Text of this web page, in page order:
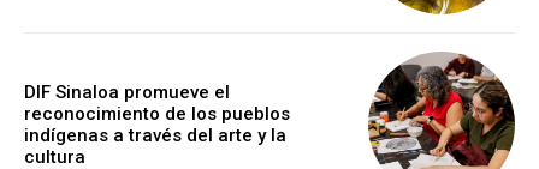
DIF Sinaloa promueve el
reconocimiento de los pueblos
indígenas a través del arte y la
cultura